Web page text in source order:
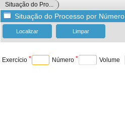
Situação do Pro...
Situação do Processo por Número
Exercício * Número * Volume